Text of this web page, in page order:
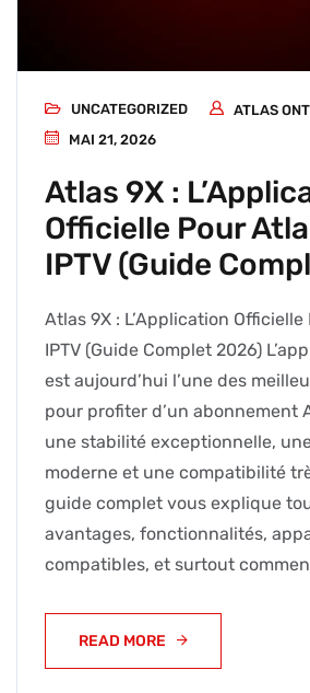
UNCATEGORIZED
ATLAS
MAI 21, 2026
Atlas 9X :
Officielle Pour
IPTV (Guide
Atlas 9X : L’Application
IPTV (Guide Complet 2026)
est aujourd’hui l’une des
pour profiter d’un abonnement
une stabilité exceptionnelle,
moderne et une compatibilité
guide complet vous explique
avantages, fonctionnalités,
compatibles, et surtout
READ MORE